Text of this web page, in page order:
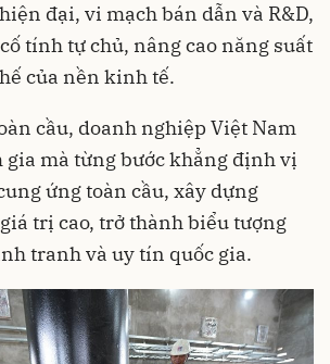
đại, vi mạch bán dẫn và R&D,
tính tự chủ, nâng cao năng suất
của nền kinh tế.
cầu, doanh nghiệp Việt Nam
mà từng bước khẳng định vị
ứng toàn cầu, xây dựng
trị cao, trở thành biểu tượng
tranh và uy tín quốc gia.